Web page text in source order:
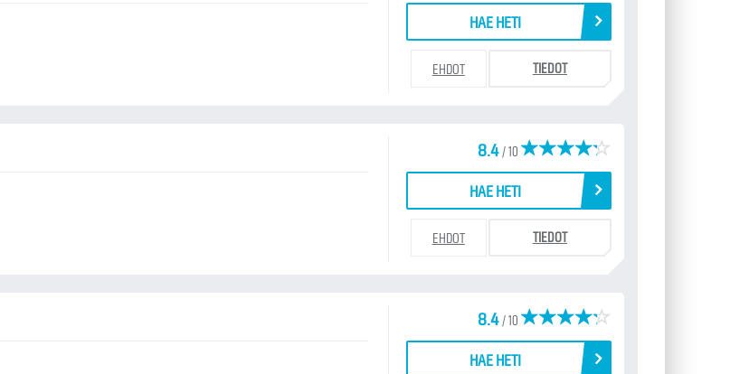
HAE HETI
EHDOT TIEDOT
8.4/ 10
HAE HETI
EHDOT TIEDOT
8.4/ 10
HAE HETI